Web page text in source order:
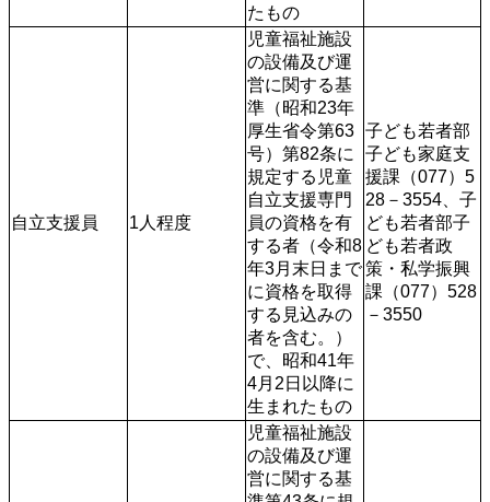
たもの
自立支援員 1人程度
児童福祉施設
の設備及び運
営に関する基
準（昭和23年
厚生省令第63
号）第82条に
規定する児童
自立支援専門
員の資格を有
する者（令和8
年3月末日まで
に資格を取得
する見込みの
者を含む。）
で、昭和41年
4月2日以降に
生まれたもの
子ども若者部
子ども家庭支
援課（077）5
28－3554、子
ども若者部子
ども若者政
策・私学振興
課（077）528
－3550
児童福祉施設
の設備及び運
営に関する基